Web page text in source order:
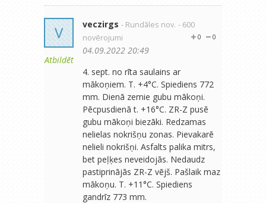
V
Atbildēt
veczirgs - Rundāles nov. - 600
novērojumi
0
0
04.09.2022 20:49
4. sept. no rīta saulains ar
mākoņiem. T. +4°C. Spiediens 772
mm. Dienā zemie gubu mākoņi.
Pēcpusdienā t. +16°C. ZR-Z pusē
gubu mākoņi biezāki. Redzamas
nelielas nokrišņu zonas. Pievakarē
nelieli nokrišņi. Asfalts palika mitrs,
bet peļķes neveidojās. Nedaudz
pastiprinājās ZR-Z vējš. Pašlaik maz
mākoņu. T. +11°C. Spiediens
gandrīz 773 mm.